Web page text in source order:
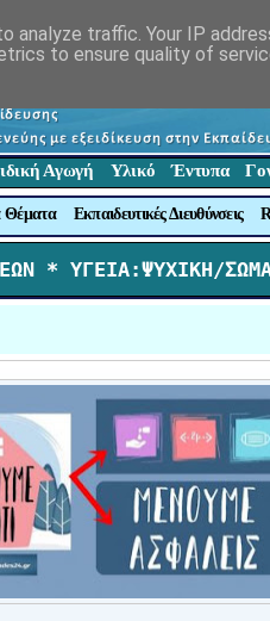
Αγωγή Υλικό Έντυπα
Θέματα Εκπαιδευτικές Διευθύνσεις
* ΥΓΕΙΑ:ΨΥΧΙΚΗ/
traffic. Your IP
to ensure quality of